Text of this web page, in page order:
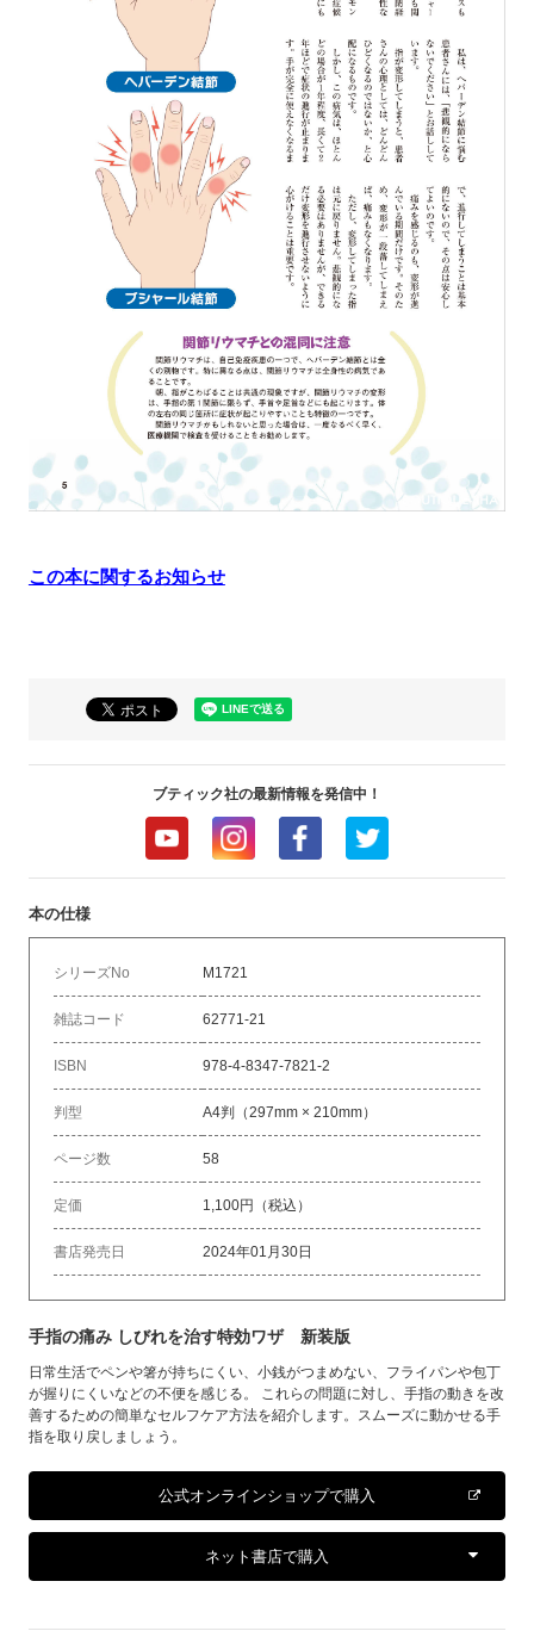
この本に関するお知らせ
ブティック社の最新情報を発信中！
本の仕様
シリーズNo M1721
雑誌コード 62771-21
ISBN 978-4-8347-7821-2
判型 A4判（297mm × 210mm）
ページ数 58
定価 1,100円（税込）
書店発売日 2024年01月30日
手指の痛み しびれを治す特効ワザ 新装版
日常生活でペンや箸が持ちにくい、小銭がつまめない、フライパンや包丁
が握りにくいなどの不便を感じる。 これらの問題に対し、手指の動きを改
善するための簡単なセルフケア方法を紹介します。スムーズに動かせる手
指を取り戻しましょう。
公式オンラインショップで購入
ネット書店で購入